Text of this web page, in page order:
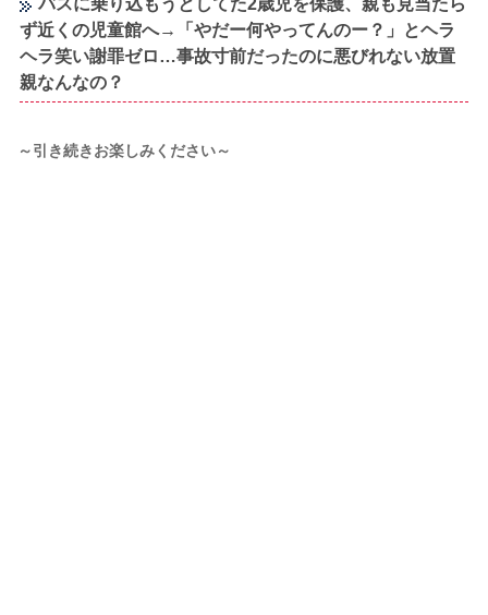
バスに乗り込もうとしてた2歳児を保護、親も見当たら
ず近くの児童館へ→「やだー何やってんのー？」とヘラ
ヘラ笑い謝罪ゼロ…事故寸前だったのに悪びれない放置
親なんなの？
～引き続きお楽しみください～